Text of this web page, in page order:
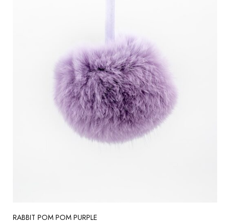
RABBIT POM POM PURPLE